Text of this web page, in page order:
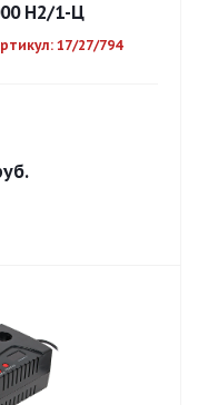
Н2/1-Ц
17/27/794